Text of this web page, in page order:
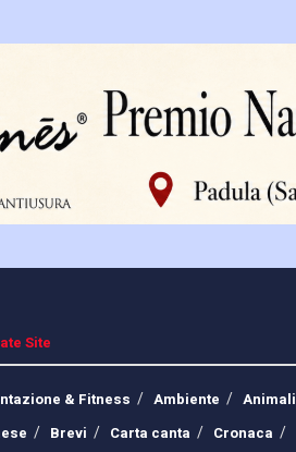
Site
& Fitness Ambiente Animali
Brevi Carta canta Cronaca